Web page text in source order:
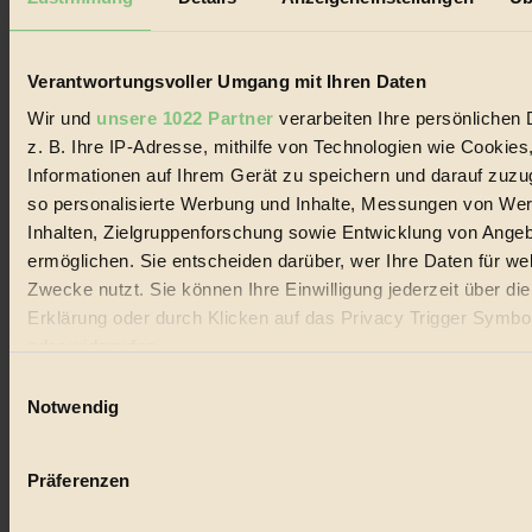
Verantwortungsvoller Umgang mit Ihren Daten
Wir und unsere 1022 Partner verarbeiten Ihre persönlichen
z. B. Ihre IP-Adresse, mithilfe von Technologien wie
Informationen auf Ihrem Gerät zu speichern und darauf
so personalisierte Werbung und Inhalte, Messungen von
Inhalten, Zielgruppenforschung sowie Entwicklung von
ermöglichen. Sie entscheiden darüber, wer Ihre Daten für
Zwecke nutzt. Sie können Ihre Einwilligung jederzeit über
Erklärung oder durch Klicken auf das Privacy Trigger
Wenn Sie es erlauben, würden wir auch gerne:
Ihr Gerät durch aktives Scannen nach bestimmten
Notwendig
Präferenzen
Biorama steht für einen nachhaltigen Lebensstil und bewussten
Lebenswandel. Es ist eine moderne Plattform für Ideen, Menschen
Handels mit Bioprodukten, des Fair-Trade sowie der Branche
alternativer Energien.
Social Media
22.601 Fans auf Facebook
3.415 Follower auf Twitter
Folge uns auf Instagram
Themen
Bio
Vegan